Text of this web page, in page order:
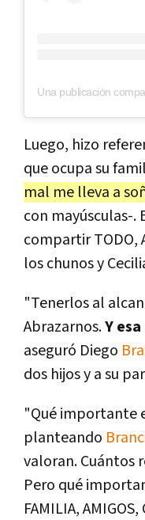
Una publicación
Luego, hizo
que ocupa su
mal me lleva a
con mayúsculas-.
compartir TODO,
los chunos y
"Tenerlos al
Abrazarnos.Y
aseguró Diego
dos hijos y a su
"Qué importante
planteando
valoran. Cuántos
Pero qué
FAMILIA,